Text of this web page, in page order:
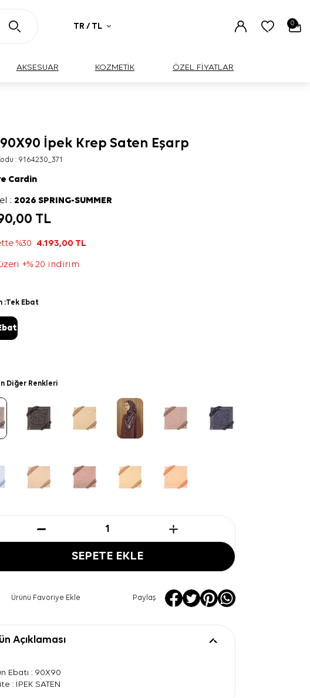
TR / TL 0
AKSESUAR KOZMETİK ÖZEL FİYATLAR
İpek Krep Saten Eşarp
: 9164230_371
Cardin
:2026 SPRING-SUMMER
TL
%30 4.193,00 TL
+% 20 indirim
:Tek Ebat
Diğer Renkleri
SEPETE EKLE
Ürünü Favoriye Ekle Paylaş
Açıklaması
Ebatı : 90X90
: İPEK SATEN